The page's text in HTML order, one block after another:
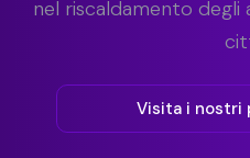
nel riscaldamento
Visita i nostri